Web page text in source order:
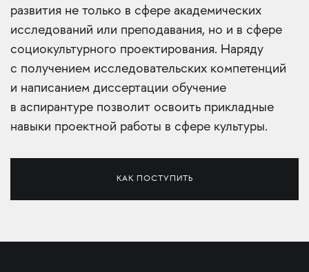
развития не только в сфере академических
исследований или преподавания, но и в сфере
социокультурного проектирования. Наряду
с получением исследовательских компетенций
и написанием диссертации обучение
в аспирантуре позволит освоить прикладные
навыки проектной работы в сфере культуры.
КАК ПОСТУПИТЬ